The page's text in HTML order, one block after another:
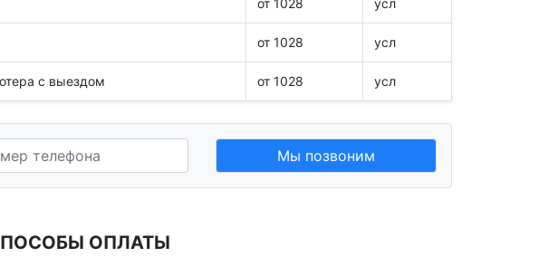
от 1028 усл
от 1028 усл
с выездом от 1028 усл
Мы позвоним
ОПЛАТЫ